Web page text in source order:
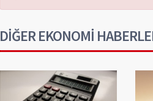
DİĞER EKONOMİ